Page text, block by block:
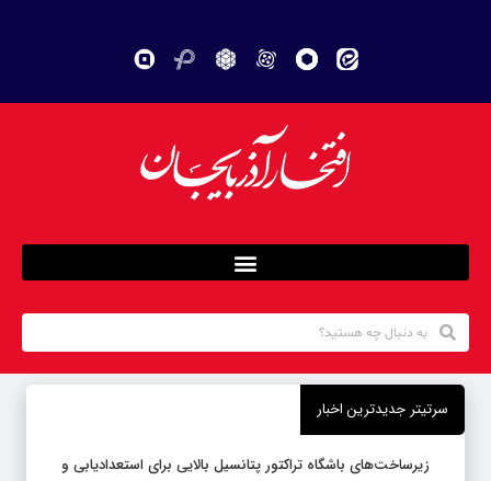
سرتیتر جدیدترین اخبار
زیرساخت‌های باشگاه تراکتور پتانسیل بالایی برای استعدادیابی و